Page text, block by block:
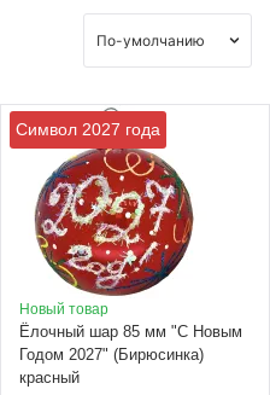
Символ 2027 года
Новый товар
Ёлочный шар 85 мм "С Новым
Годом 2027" (Бирюсинка)
красный